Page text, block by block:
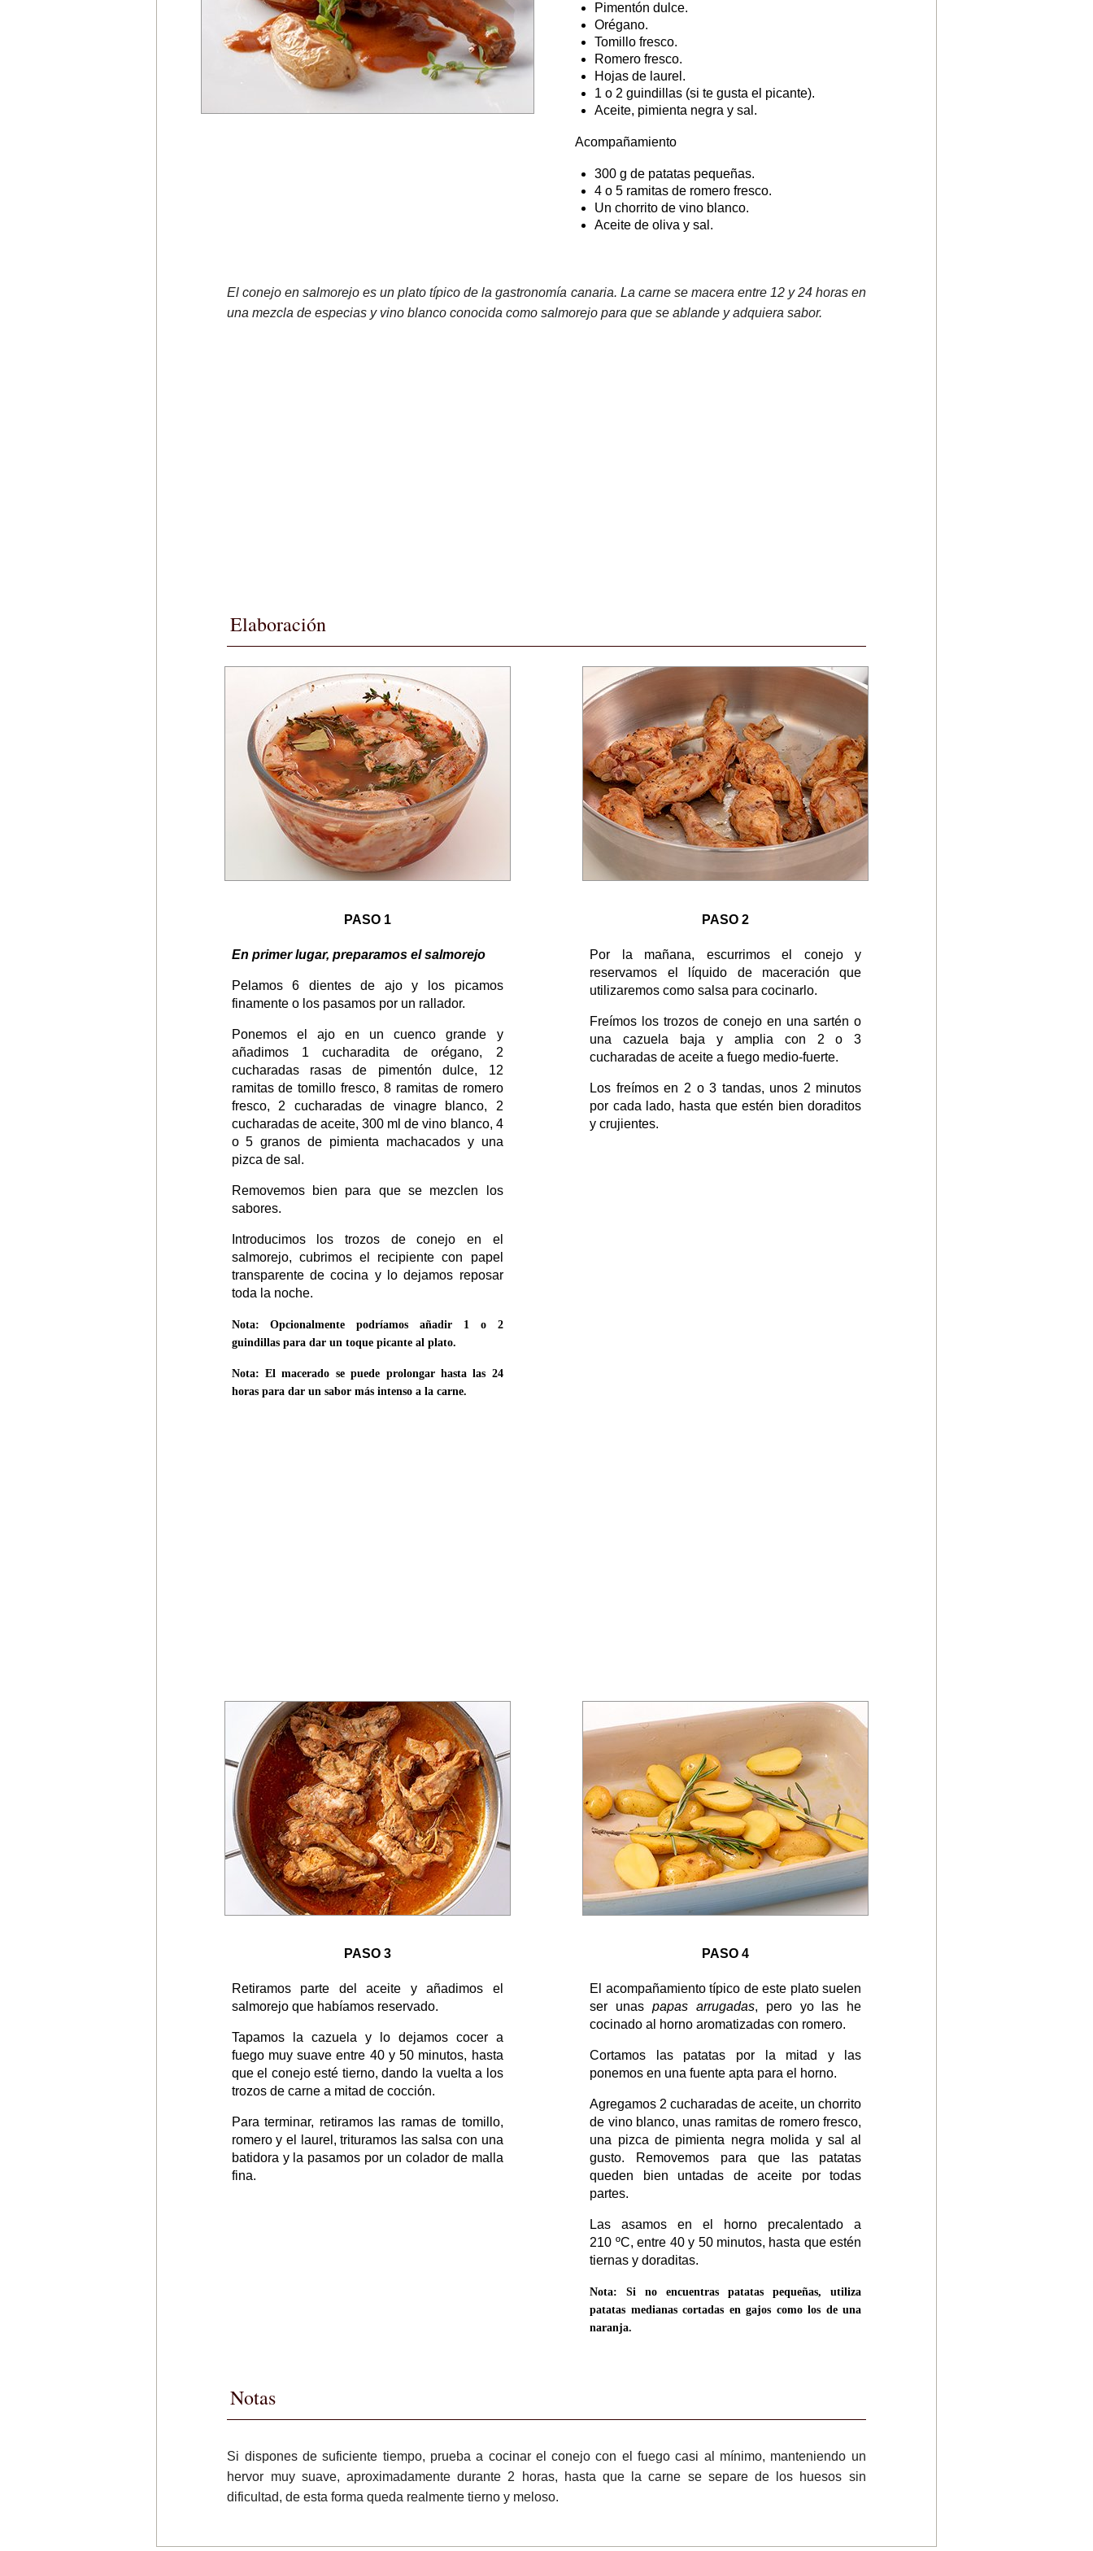
Pimentón dulce.
Orégano.
Tomillo fresco.
Romero fresco.
Hojas de laurel.
1 o 2 guindillas (si te gusta el picante).
Aceite, pimienta negra y sal.
Acompañamiento
300 g de patatas pequeñas.
4 o 5 ramitas de romero fresco.
Un chorrito de vino blanco.
Aceite de oliva y sal.
El conejo en salmorejo es un plato típico de la gastronomía canaria. La carne se macera entre 12 y 24 horas en
una mezcla de especias y vino blanco conocida como salmorejo para que se ablande y adquiera sabor.
Elaboración
PASO 1
En primer lugar, preparamos el salmorejo
Pelamos 6 dientes de ajo y los picamos
finamente o los pasamos por un rallador.
Ponemos el ajo en un cuenco grande y
añadimos 1 cucharadita de orégano, 2
cucharadas rasas de pimentón dulce, 12
ramitas de tomillo fresco, 8 ramitas de romero
fresco, 2 cucharadas de vinagre blanco, 2
cucharadas de aceite, 300 ml de vino blanco, 4
o 5 granos de pimienta machacados y una
pizca de sal.
Removemos bien para que se mezclen los
sabores.
Introducimos los trozos de conejo en el
salmorejo, cubrimos el recipiente con papel
transparente de cocina y lo dejamos reposar
toda la noche.
Nota: Opcionalmente podríamos añadir 1 o 2
guindillas para dar un toque picante al plato.
Nota: El macerado se puede prolongar hasta las 24
horas para dar un sabor más intenso a la carne.
PASO 2
Por la mañana, escurrimos el conejo y
reservamos el líquido de maceración que
utilizaremos como salsa para cocinarlo.
Freímos los trozos de conejo en una sartén o
una cazuela baja y amplia con 2 o 3
cucharadas de aceite a fuego medio-fuerte.
Los freímos en 2 o 3 tandas, unos 2 minutos
por cada lado, hasta que estén bien doraditos
y crujientes.
PASO 3
Retiramos parte del aceite y añadimos el
salmorejo que habíamos reservado.
Tapamos la cazuela y lo dejamos cocer a
fuego muy suave entre 40 y 50 minutos, hasta
que el conejo esté tierno, dando la vuelta a los
trozos de carne a mitad de cocción.
Para terminar, retiramos las ramas de tomillo,
romero y el laurel, trituramos las salsa con una
batidora y la pasamos por un colador de malla
fina.
PASO 4
El acompañamiento típico de este plato suelen
ser unaspapas arrugadas, pero yo las he
cocinado al horno aromatizadas con romero.
Cortamos las patatas por la mitad y las
ponemos en una fuente apta para el horno.
Agregamos 2 cucharadas de aceite, un chorrito
de vino blanco, unas ramitas de romero fresco,
una pizca de pimienta negra molida y sal al
gusto. Removemos para que las patatas
queden bien untadas de aceite por todas
partes.
Las asamos en el horno precalentado a
210 ºC, entre 40 y 50 minutos, hasta que estén
tiernas y doraditas.
Nota: Si no encuentras patatas pequeñas, utiliza
patatas medianas cortadas en gajos como los de una
naranja.
Notas
Si dispones de suficiente tiempo, prueba a cocinar el conejo con el fuego casi al mínimo, manteniendo un
hervor muy suave, aproximadamente durante 2 horas, hasta que la carne se separe de los huesos sin
dificultad, de esta forma queda realmente tierno y meloso.